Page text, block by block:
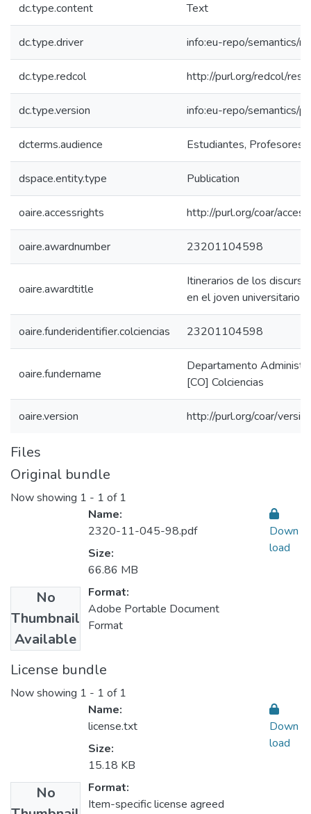
dc.type.content Text
dc.type.driver info:eu-repo/semantics/
dc.type.redcol http://purl.org/redcol/
dc.type.version info:eu-repo/semantics/
dcterms.audience Estudiantes, Profesores,
dspace.entity.type Publication
oaire.accessrights http://purl.org/coar/
oaire.awardnumber 23201104598
oaire.awardtitle
Itinerarios de los
en el joven universitario
oaire.funderidentifier.colciencias 23201104598
oaire.fundername
Departamento
[CO] Colciencias
oaire.version http://purl.org/coar/
Files
Original bundle
Now showing 1 - 1 of 1
No
Thumbnail
Available
Name:
2320-11-045-98.pdf
Size:
66.86 MB
Format:
Adobe Portable Document
Format
Down
load
License bundle
Now showing 1 - 1 of 1
No
Name:
license.txt
Size:
15.18 KB
Format:
Item-specific license agreed
Down
load